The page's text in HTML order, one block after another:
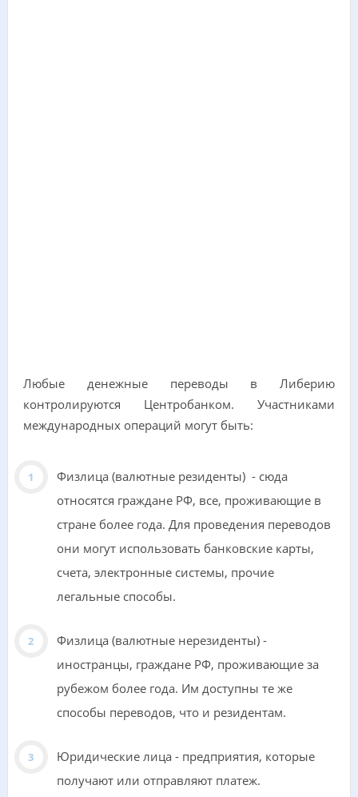
Любые денежные переводы в Либерию
контролируются Центробанком. Участниками
международных операций могут быть:
Физлица (валютные резиденты) - сюда
относятся граждане РФ, все, проживающие в
стране более года. Для проведения переводов
они могут использовать банковские карты,
счета, электронные системы, прочие
легальные способы.
Физлица (валютные нерезиденты) -
иностранцы, граждане РФ, проживающие за
рубежом более года. Им доступны те же
способы переводов, что и резидентам.
Юридические лица - предприятия, которые
получают или отправляют платеж.